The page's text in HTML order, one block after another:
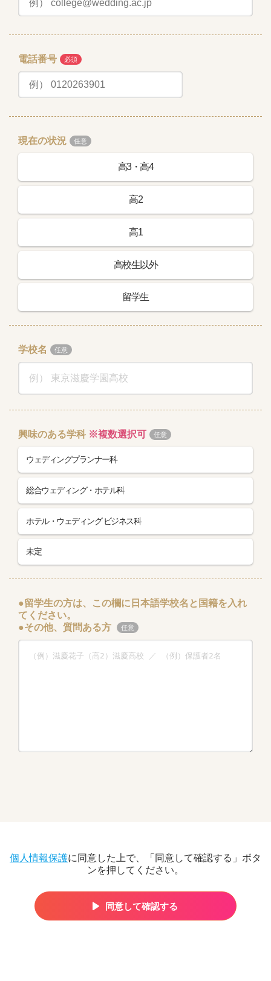
電話番号
現在の状況
高3・高4
高2
高1
高校生以外
留学生
学校名
興味のある学科 ※複数選択可
ウェディングプランナー科
総合ウェディング・ホテル科
ホテル・ウェディング ビジネス科
未定
●留学生の方は、この欄に日本語学校名と国籍を入れ
てください。
●その他、質問ある方
個人情報保護に同意した上で、「同意して確認する」ボタ
ンを押してください。
同意して確認する